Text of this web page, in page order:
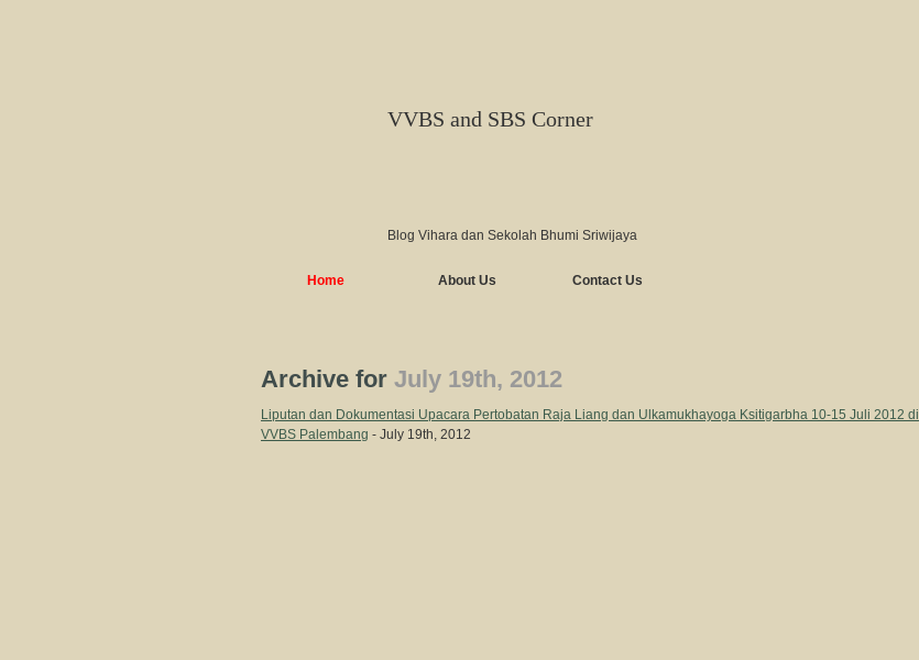
VVBS and SBS Corner
Blog Vihara dan Sekolah Bhumi Sriwijaya
Home About Us Contact Us
Archive for July 19th, 2012
Liputan dan Dokumentasi Upacara Pertobatan Raja Liang dan Ulkamukhayoga Ksitigarbha 10-15 Juli 2012 di
VVBS Palembang - July 19th, 2012